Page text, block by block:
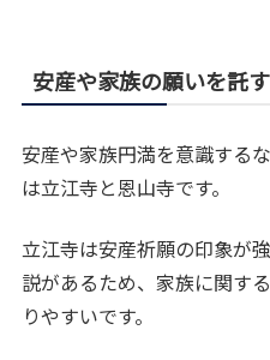
安産や家族の願いを託す
安産や家族円満を意識する
は立江寺と恩山寺です。
立江寺は安産祈願の印象が
説があるため、家族に関す
りやすいです。